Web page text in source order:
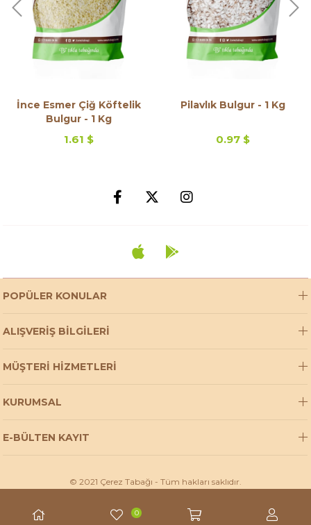
İnce Esmer Çiğ Köftelik
Bulgur - 1 Kg
1.61 $
Pilavlık Bulgur - 1 Kg
0.97 $
POPÜLER KONULAR
ALIŞVERİŞ BİLGİLERİ
MÜŞTERİ HİZMETLERİ
KURUMSAL
E-BÜLTEN KAYIT
© 2021 Çerez Tabağı - Tüm hakları saklıdır.
0